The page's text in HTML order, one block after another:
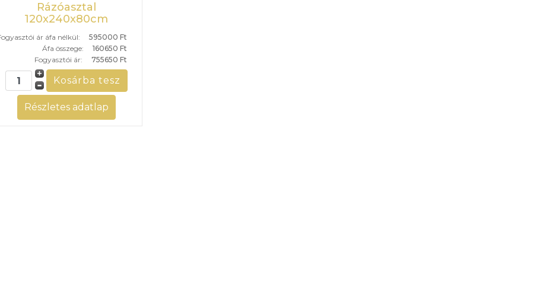
Rázóasztal
120x240x80cm
ár áfa nélkül:
595000 Ft
Áfa összege:
160650 Ft
Fogyasztói ár:
755650 Ft
Részletes adatlap